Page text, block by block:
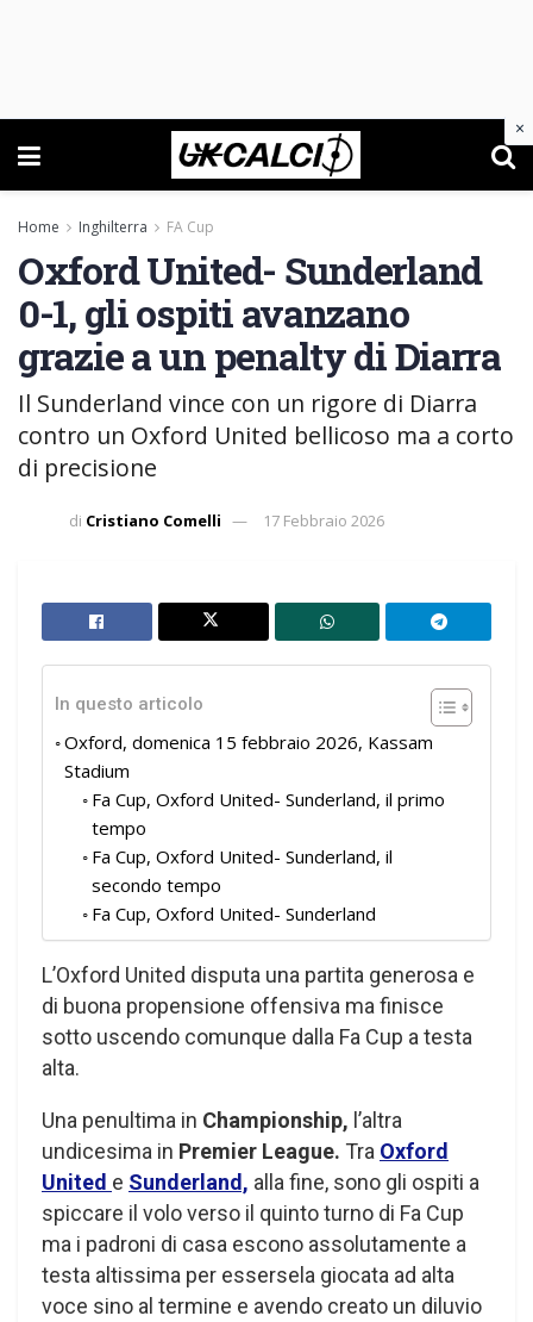
Home Inghilterra FA Cup
Oxford United- Sunderland
0-1, gli ospiti avanzano
grazie a un penalty di Diarra
Il Sunderland vince con un rigore di Diarra
contro un Oxford United bellicoso ma a corto
di precisione
di Cristiano Comelli 17 Febbraio 2026
In questo articolo
Oxford, domenica 15 febbraio 2026, Kassam
Stadium
Fa Cup, Oxford United- Sunderland, il primo
tempo
Fa Cup, Oxford United- Sunderland, il
secondo tempo
Fa Cup, Oxford United- Sunderland
L’Oxford United disputa una partita generosa e
di buona propensione offensiva ma finisce
sotto uscendo comunque dalla Fa Cup a testa
alta.
Una penultima in Championship, l’altra
undicesima in Premier League. Tra Oxford
United e Sunderland, alla fine, sono gli ospiti a
spiccare il volo verso il quinto turno di Fa Cup
ma i padroni di casa escono assolutamente a
testa altissima per essersela giocata ad alta
voce sino al termine e avendo creato un diluvio
×